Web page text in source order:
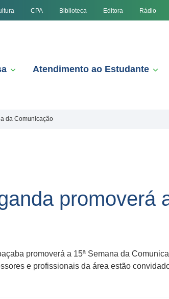
CPA Biblioteca Editora Rádio
Atendimento ao Estudante
da Comunicação
promoverá
promoverá a 15ª Semana da
e profissionais da área estão